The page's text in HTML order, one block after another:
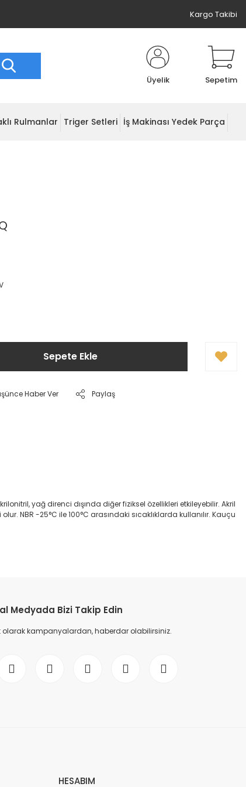
Kargo Takibi
Üyelik Sepetim
Rulmanlar Triger Setleri İş Makinası Yedek Parça
Sepete Ekle
Haber Ver Paylaş
yağ direnci dışında diğer fiziksel özellikleri etkileyebilir. Akril
NBR -25°C ile 100°C arasındaki sıcaklıklarda kullanılır. Kauçu
Medyada Bizi Takip Edin
olarak kampanyalardan, haberdar olabilirsiniz.
HESABIM